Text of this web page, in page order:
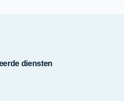
diensten